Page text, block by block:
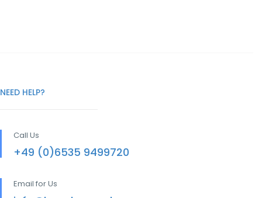
NEED HELP?
Call Us
+49 (0)6535 9499720
Email for Us